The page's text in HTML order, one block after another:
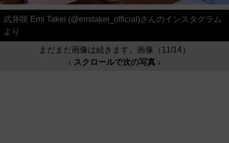
武井咲 Emi Takei (@emitakei_official)さんのインスタグラム
より
まだまだ画像は続きます。画像（11/14）
↓ スクロールで次の写真 ↓